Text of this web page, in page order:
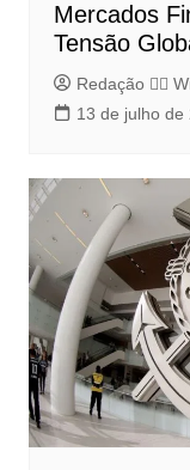
Mercados
Tensão
Redação 👨‍⚖️​
13 de julho de